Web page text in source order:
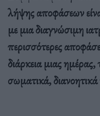
λήψης αποφάσεων
με μια διαγνώσιμη
περισσότερες
διάρκεια μιας
σωματικά,